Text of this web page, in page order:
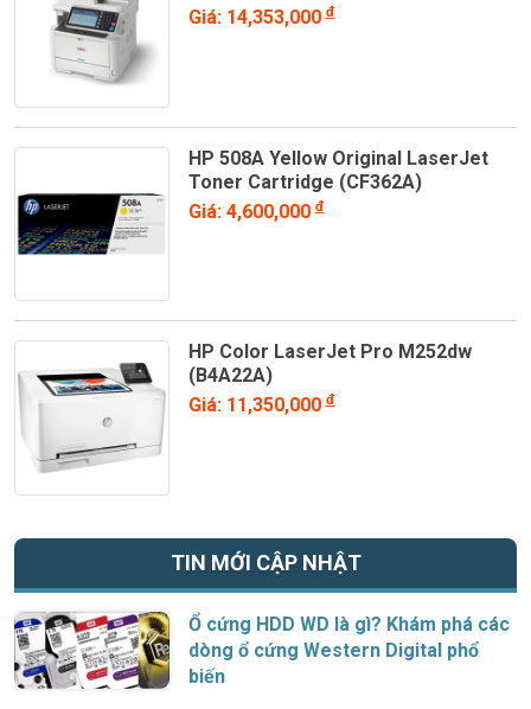
Giá: 14,353,000đ
HP 508A Yellow Original LaserJet
Toner Cartridge (CF362A)
Giá: 4,600,000đ
HP Color LaserJet Pro M252dw
(B4A22A)
Giá: 11,350,000đ
TIN MỚI CẬP NHẬT
Ổ cứng HDD WD là gì? Khám phá các
dòng ổ cứng Western Digital phổ
biến